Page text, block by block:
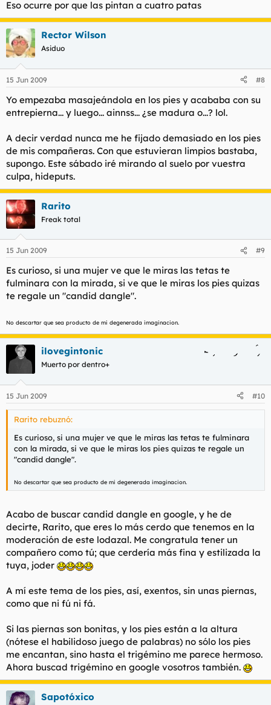
Eso ocurre por que las pintan a cuatro patas
Rector Wilson
Asiduo
15 Jun 2009 #8
Yo empezaba masajeándola en los pies y acababa con su
entrepierna... y luego... ainnss... ¿se madura o...? lol.
A decir verdad nunca me he fijado demasiado en los pies
de mis compañeras. Con que estuvieran limpios bastaba,
supongo. Este sábado iré mirando al suelo por vuestra
culpa, hideputs.
Rarito
Freak total
15 Jun 2009 #9
Es curioso, si una mujer ve que le miras las tetas te
fulminara con la mirada, si ve que le miras los pies quizas
te regale un "candid dangle".
No descartar que sea producto de mi degenerada imaginacion.
ilovegintonic
Muerto por dentro+
15 Jun 2009 #10
Rarito rebuznó:
Es curioso, si una mujer ve que le miras las tetas te fulminara
con la mirada, si ve que le miras los pies quizas te regale un
"candid dangle".
No descartar que sea producto de mi degenerada imaginacion.
Acabo de buscar candid dangle en google, y he de
decirte, Rarito, que eres lo más cerdo que tenemos en la
moderación de este lodazal. Me congratula tener un
compañero como tú; que cerdería más fina y estilizada la
tuya, joder
A mí este tema de los pies, así, exentos, sin unas piernas,
como que ni fú ni fá.
Si las piernas son bonitas, y los pies están a la altura
(nótese el habilidoso juego de palabras) no sólo los pies
me encantan, sino hasta el trigémino me parece hermoso.
Ahora buscad trigémino en google vosotros también.
Sapotóxico